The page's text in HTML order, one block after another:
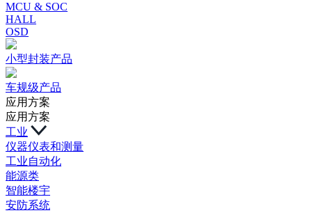
MCU & SOC
HALL
OSD
小型封装产品
车规级产品
应用方案
应用方案
工业
仪器仪表和测量
工业自动化
能源类
智能楼宇
安防系统